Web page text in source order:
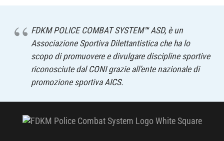
FDKM POLICE COMBAT SYSTEM™ASD, è un
Associazione Sportiva Dilettantistica che ha lo
scopo di promuovere e divulgare discipline sportive
riconosciute dal CONI grazie all’ente nazionale di
promozione sportiva AICS.